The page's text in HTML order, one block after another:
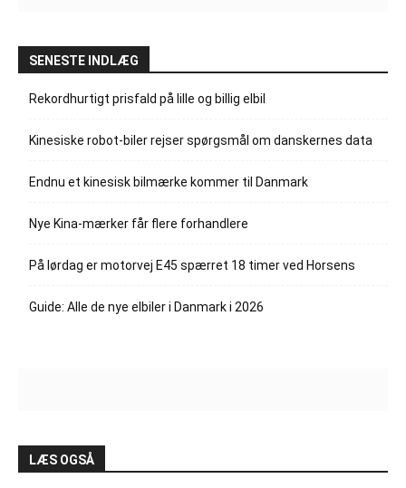
SENESTE INDLÆG
Rekordhurtigt prisfald på lille og billig elbil
Kinesiske robot-biler rejser spørgsmål om danskernes data
Endnu et kinesisk bilmærke kommer til Danmark
Nye Kina-mærker får flere forhandlere
På lørdag er motorvej E45 spærret 18 timer ved Horsens
Guide: Alle de nye elbiler i Danmark i 2026
LÆS OGSÅ